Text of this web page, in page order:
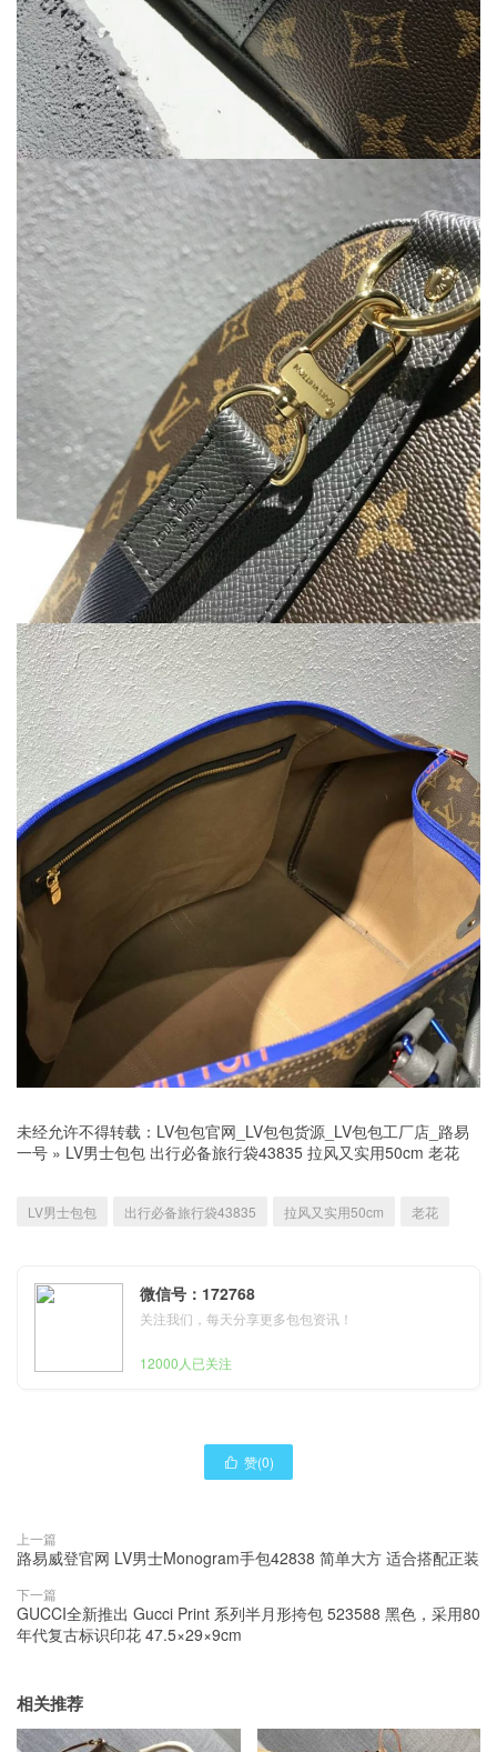
未经允许不得转载： LV包包官网_LV包包货源_LV包包工厂店_路易
一号 » LV男士包包 出行必备旅行袋43835 拉风又实用50cm 老花
LV男士包包 出行必备旅行袋43835 拉风又实用50cm 老花
微信号：172768
关注我们，每天分享更多包包资讯！
12000人已关注
 赞(0)
上一篇
路易威登官网 LV男士Monogram手包42838 简单大方 适合搭配正装
下一篇
GUCCI全新推出 Gucci Print 系列半月形挎包 523588 黑色，采用80
年代复古标识印花 47.5×29×9cm
相关推荐